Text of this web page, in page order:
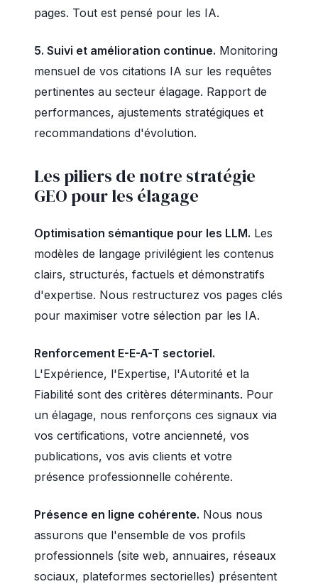
pages. Tout est pensé pour les IA.
5. Suivi et amélioration continue. Monitoring
mensuel de vos citations IA sur les requêtes
pertinentes au secteur élagage. Rapport de
performances, ajustements stratégiques et
recommandations d'évolution.
Les piliers de notre stratégie
GEO pour les élagage
Optimisation sémantique pour les LLM. Les
modèles de langage privilégient les contenus
clairs, structurés, factuels et démonstratifs
d'expertise. Nous restructurez vos pages clés
pour maximiser votre sélection par les IA.
Renforcement E-E-A-T sectoriel.
L'Expérience, l'Expertise, l'Autorité et la
Fiabilité sont des critères déterminants. Pour
un élagage, nous renforçons ces signaux via
vos certifications, votre ancienneté, vos
publications, vos avis clients et votre
présence professionnelle cohérente.
Présence en ligne cohérente. Nous nous
assurons que l'ensemble de vos profils
professionnels (site web, annuaires, réseaux
sociaux, plateformes sectorielles) présentent